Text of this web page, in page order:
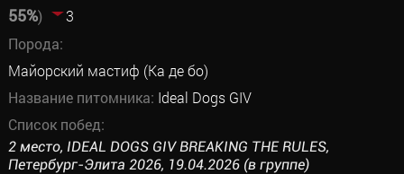
55%)
3
Порода:
Майорский мастиф (Ка де бо)
Название питомника: Ideal Dogs GIV
Список побед:
2 место, IDEAL DOGS GIV BREAKING THE RULES,
Петербург-Элита 2026, 19.04.2026 (в группе)